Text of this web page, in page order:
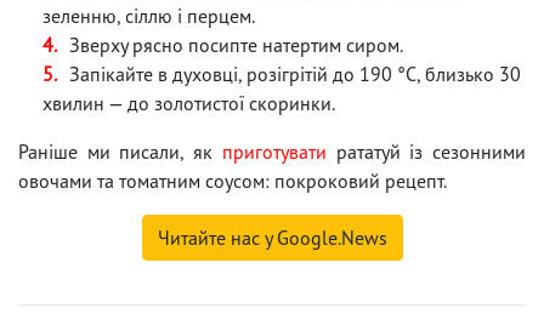
зеленню, сіллю і перцем.
Зверху рясно посипте натертим сиром.
Запікайте в духовці, розігрітій до 190 °C, близько 30
хвилин — до золотистої скоринки.
Раніше ми писали, як приготувати рататуй із сезонними
овочами та томатним соусом: покроковий рецепт.
Читайте нас у Google.News